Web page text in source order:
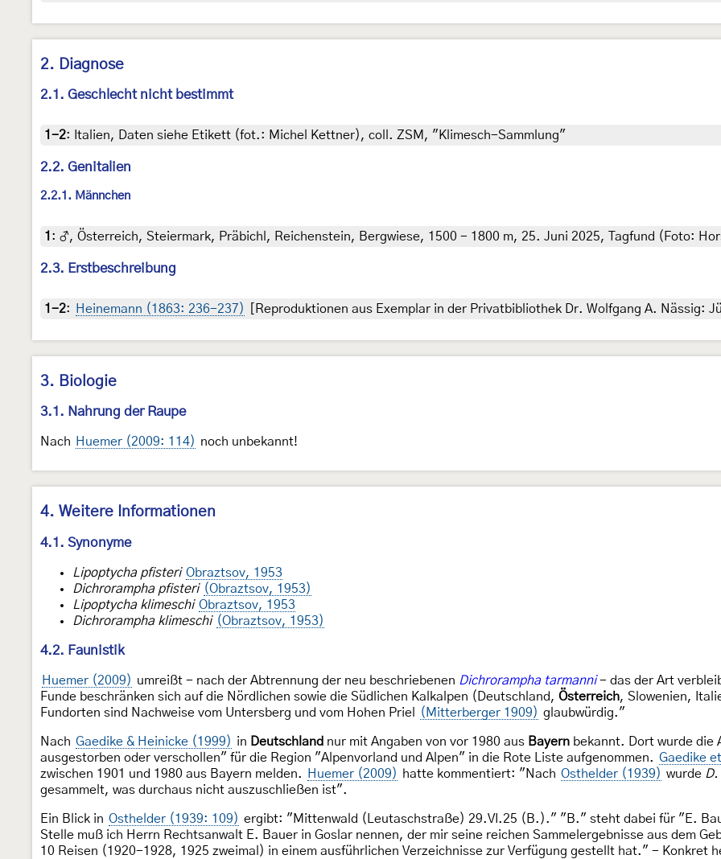
2. Diagnose
2.1. Geschlecht nicht bestimmt
1-2: Italien, Daten siehe Etikett (fot.: Michel Kettner), coll. ZSM, "Klimesch-Sammlung"
2.2. Genitalien
2.2.1. Männchen
1 : ♂, Österreich, Steiermark, Präbichl, Reichenstein, Bergwiese, 1500 - 1800 m, 25. Juni 2025, Tagfund (Foto:
2.3. Erstbeschreibung
1-2: Heinemann (1863: 236-237) [Reproduktionen aus Exemplar in der Privatbibliothek Dr. Wolfgang A. Nässig:
3. Biologie
3.1. Nahrung der Raupe
Nach Huemer (2009: 114) noch unbekannt!
4. Weitere Informationen
4.1. Synonyme
Lipoptycha pfisteri Obraztsov, 1953
Dichrorampha pfisteri (Obraztsov, 1953)
Lipoptycha klimeschi Obraztsov, 1953
Dichrorampha klimeschi (Obraztsov, 1953)
4.2. Faunistik
Huemer (2009) umreißt - nach der Abtrennung der neu beschriebenen Dichrorampha tarmanni- das der Art
Funde beschränken sich auf die Nördlichen sowie die Südlichen Kalkalpen (Deutschland, Österreich, Slowenien,
Fundorten sind Nachweise vom Untersberg und vom Hohen Priel
(Mitterberger 1909) glaubwürdig."
Nach Gaedike & Heinicke (1999) in Deutschland nur mit Angaben von vor 1980 aus Bayern bekannt. Dort wurde die
ausgestorben oder verschollen" für die Region "Alpenvorland und Alpen" in die Rote Liste aufgenommen. Gaedike
zwischen 1901 und 1980 aus Bayern melden.
Huemer (2009) hatte kommentiert: "Nach Osthelder (1939) wurde
gesammelt, was durchaus nicht auszuschließen ist".
Ein Blick in Osthelder (1939: 109) ergibt: "Mittenwald (Leutaschstraße) 29.VI.25 (B.)." "B." steht dabei für "E.
Stelle muß ich Herrn Rechtsanwalt E. Bauer in Goslar nennen, der mir seine reichen Sammelergebnisse aus dem
10 Reisen (1920-1928, 1925 zweimal) in einem ausführlichen Verzeichnisse zur Verfügung gestellt hat." - Konkret